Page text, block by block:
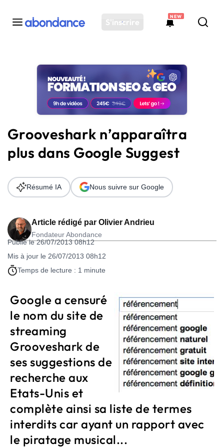
S'inscrire
NEW
Toutes les actus
Actus SEO
Plateforme
Solutions
Ressources
Audit SEO
Grooveshark n’apparaîtra
plus dans Google Suggest
Article rédigé par Olivier Andrieu
Fondateur Abondance
Publié le 26/07/2013 08h12
Mis à jour le 26/07/2013 08h12
Temps de lecture : 1 minute
Résumé IA Nous suivre sur Google
Google a censuré
le nom du site de
streaming
Grooveshark de
ses suggestions de
recherche aux
Etats-Unis et
complète ainsi sa liste de termes
interdits car ayant un rapport avec
le piratage musical...